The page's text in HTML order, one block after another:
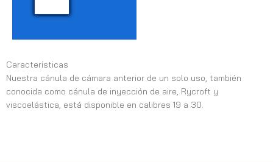
Características
Nuestra cánula de cámara anterior de un solo uso, también
conocida como cánula de inyección de aire, Rycroft y
viscoelástica, está disponible en calibres 19 a 30.